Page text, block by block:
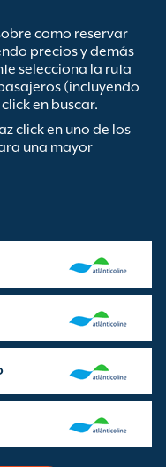
como reservar
precios y demás
selecciona la ruta
(incluyendo
en buscar.
click en uno de los
una mayor